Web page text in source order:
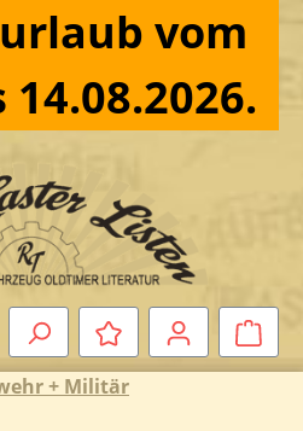
vom
14.08.2026.
+ Militär